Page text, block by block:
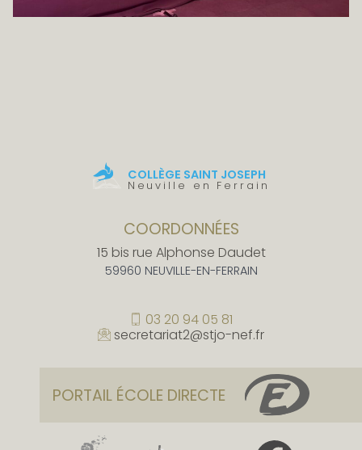
COLLÈGE SAINT JOSEPH
Neuville en Ferrain
COORDONNÉES
15 bis rue Alphonse Daudet
59960 NEUVILLE-EN-FERRAIN
03 20 94 05 81
secretariat2@stjo-nef.fr
PORTAIL ÉCOLE DIRECTE